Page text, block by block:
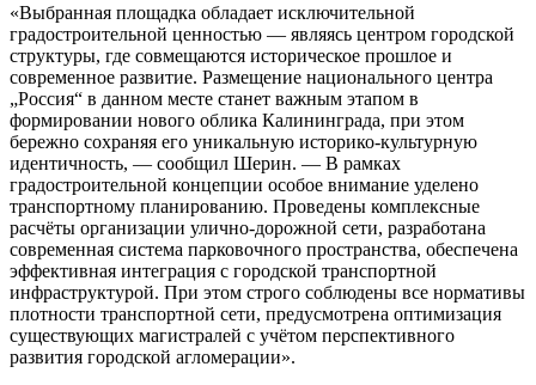
«Выбранная площадка обладает исключительной
градостроительной ценностью — являясь центром городской
структуры, где совмещаются историческое прошлое и
современное развитие. Размещение национального центра
„Россия“ в данном месте станет важным этапом в
формировании нового облика Калининграда, при этом
бережно сохраняя его уникальную историко-культурную
идентичность, — сообщил Шерин. — В рамках
градостроительной концепции особое внимание уделено
транспортному планированию. Проведены комплексные
расчёты организации улично-дорожной сети, разработана
современная система парковочного пространства, обеспечена
эффективная интеграция с городской транспортной
инфраструктурой. При этом строго соблюдены все нормативы
плотности транспортной сети, предусмотрена оптимизация
существующих магистралей с учётом перспективного
развития городской агломерации».